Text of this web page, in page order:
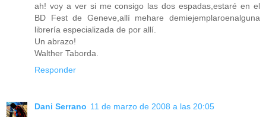
ah! voy a ver si me consigo las dos espadas,estaré en el
BD Fest de Geneve,allí mehare demiejemplaroenalguna
librería especializada de por allí.
Un abrazo!
Walther Taborda.
Responder
Dani Serrano 11 de marzo de 2008 a las 20:05